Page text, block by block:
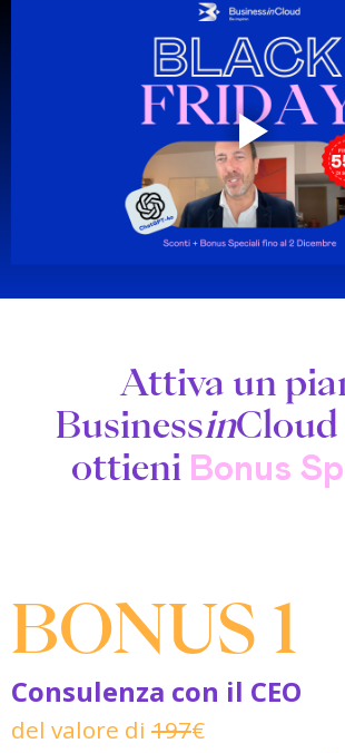
Attiva un
BusinessinCloud
ottieni Bonus
BONUS 1
Consulenza con il CEO
del valore di 197€